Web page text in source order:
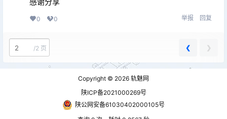
感谢分享
0 0 举报 回复
/2 页 ❮ ❯
Copyright © 2026 轨魅网
陕ICP备2021000269号
陕公网安备61030402000105号